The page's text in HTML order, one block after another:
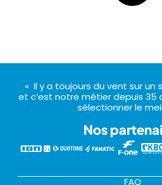
« Il y a toujours du vent sur un
et c’est notre métier depuis 35
sélectionner le
Nos
FAQ